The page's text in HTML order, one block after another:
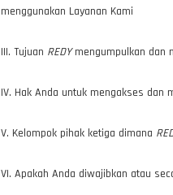
menggunakan Layanan Kami
III. Tujuan REDYmengumpulkan dan
IV. Hak Anda untuk mengakses dan
V. Kelompok pihak ketiga dimana
VI. Apakah Anda diwajibkan atau